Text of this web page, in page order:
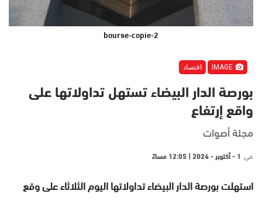
bourse-copie-2
اقتصاد
بورصة الدار البيضاء تستهل تداولاتها على
واقع إرتفاع
مجلة أصوات
في 1 - أكتوبر - 2024 | 12:05 مساءً
استهلت بورصة الدار البيضاء تداولاتها اليوم الثلاثاء على وقع